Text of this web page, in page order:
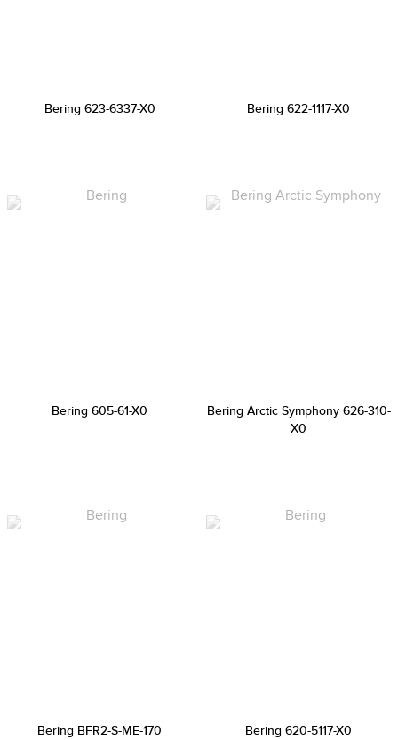
Bering 623-6337-X0 Bering 622-1117-X0
Bering 605-61-X0
Bering Arctic Symphony 626-310-
X0
Bering BFR2-S-ME-170 Bering 620-5117-X0